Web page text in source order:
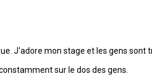
J'adore mon stage et les gens sont
sur le dos des gens.